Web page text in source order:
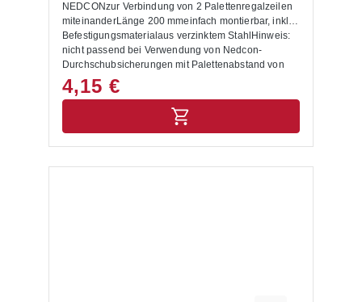
NEDCONzur Verbindung von 2 Palettenregalzeilen
miteinanderLänge 200 mmeinfach montierbar, inkl.
Befestigungsmaterialaus verzinktem StahlHinweis:
nicht passend bei Verwendung von Nedcon-
Durchschubsicherungen mit Palettenabstand von
105 mm (hier bitte Artikel 11-057-001866
verwenden)
4,15 €